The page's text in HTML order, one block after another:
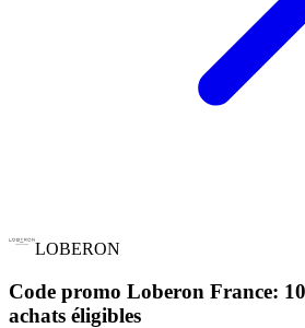
LOBERON
Code promo Loberon France:
achats éligibles